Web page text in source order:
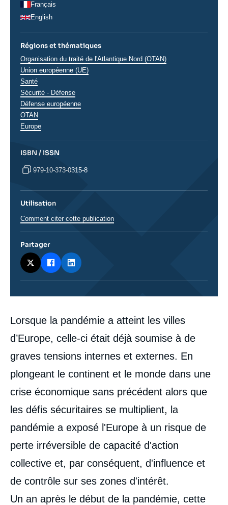
Corps
analyses
Lorsque la pandémie a atteint les villes
d’Europe, celle-ci était déjà soumise à de
graves tensions internes et externes. En
plongeant le continent et le monde dans une
crise économique sans précédent alors que
les défis sécuritaires se multiplient, la
pandémie a exposé l'Europe à un risque de
perte irréversible de capacité d'action
collective et, par conséquent, d'influence et
de contrôle sur ses zones d'intérêt.
Un an après le début de la pandémie, cette
Français
English
Régions et thématiques
Thématiques
analyses
Organisation du traité de l'Atlantique Nord (OTAN)
Union européenne (UE)
Santé
Sécurité - Défense
Défense européenne
OTAN
Régions
Europe
ISBN / ISSN
979-10-373-0315-8
Utilisation
Comment citer cette publication
Partager